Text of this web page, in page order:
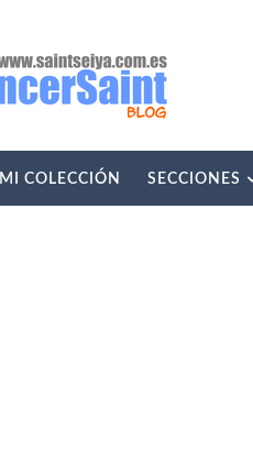
MI COLECCIÓN SECCIONES